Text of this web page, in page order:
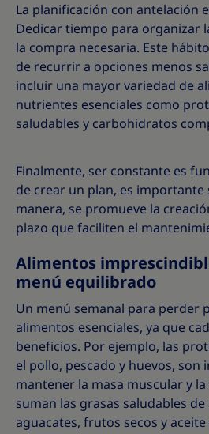
La planificación con antelación
Dedicar tiempo para organizar
la compra necesaria. Este
de recurrir a opciones menos
incluir una mayor variedad de
nutrientes esenciales como
saludables y carbohidratos
Finalmente, ser constante es
de crear un plan, es importante
manera, se promueve la
plazo que faciliten el
Alimentos
menú equilibrado
Un menú semanal para perder
alimentos esenciales, ya que
beneficios. Por ejemplo, las
el pollo, pescado y huevos, son
mantener la masa muscular y la
suman las grasas saludables
aguacates, frutos secos y